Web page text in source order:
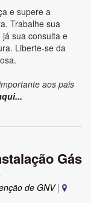
e supere a
Trabalhe sua
sua consulta e
Liberte-se da
aos pais
Gás
de GNV|